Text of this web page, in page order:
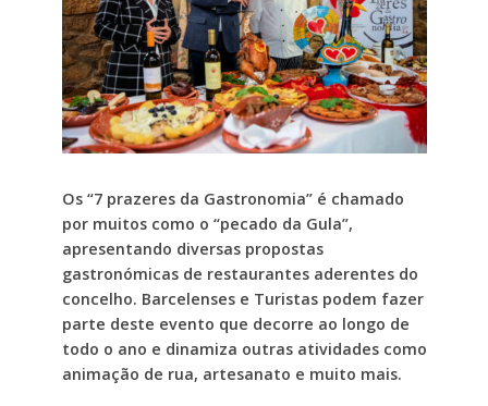
Os “7 prazeres da Gastronomia” é chamado
por muitos como o “pecado da Gula”,
apresentando diversas propostas
gastronómicas de restaurantes aderentes do
concelho. Barcelenses e Turistas podem fazer
parte deste evento que decorre ao longo de
todo o ano e dinamiza outras atividades como
animação de rua, artesanato e muito mais.